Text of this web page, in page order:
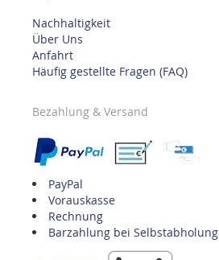
Nachhaltigkeit
Über Uns
Anfahrt
Häufig gestellte Fragen (FAQ)
Bezahlung & Versand
PayPal
Vorauskasse
Rechnung
Barzahlung bei Selbstabholung